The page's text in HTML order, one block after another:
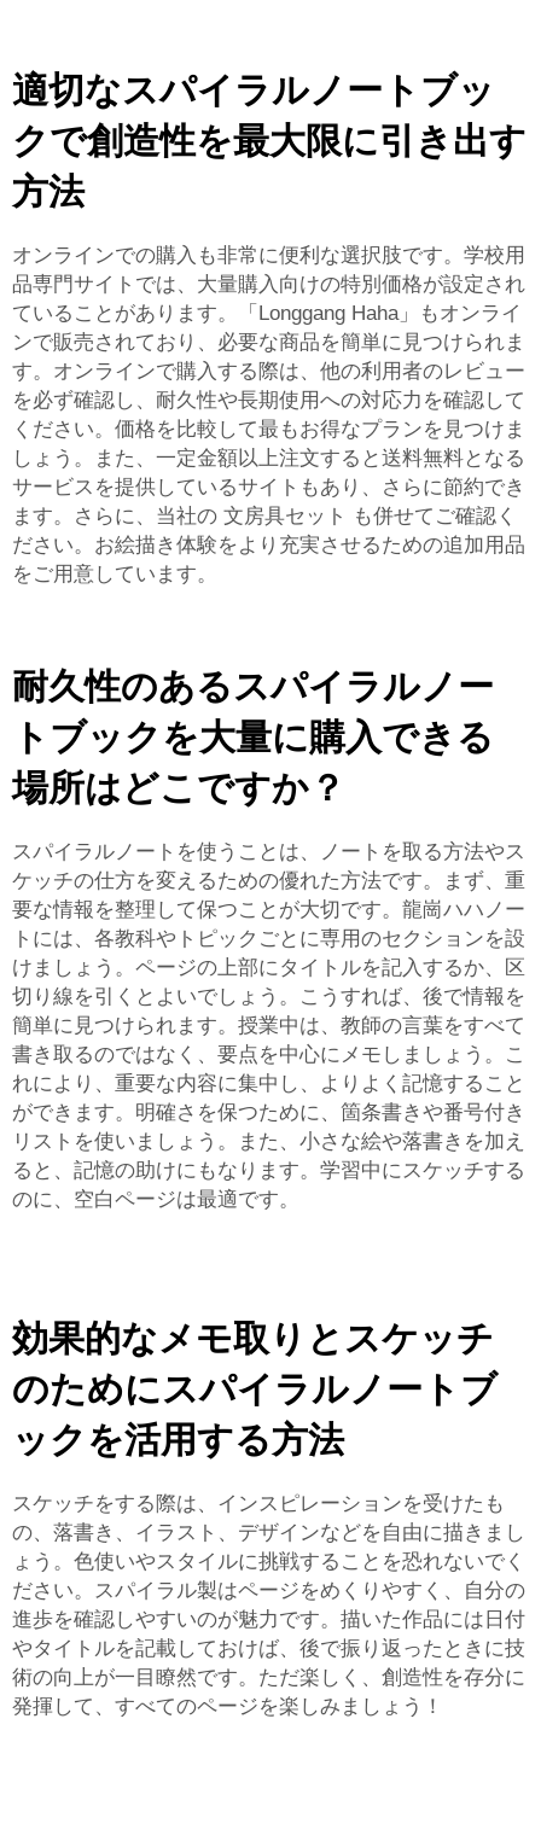
適切なスパイラルノートブッ
クで創造性を最大限に引き出す
方法
オンラインでの購入も非常に便利な選択肢です。学校用
品専門サイトでは、大量購入向けの特別価格が設定され
ていることがあります。「Longgang Haha」もオンライ
ンで販売されており、必要な商品を簡単に見つけられま
す。オンラインで購入する際は、他の利用者のレビュー
を必ず確認し、耐久性や長期使用への対応力を確認して
ください。価格を比較して最もお得なプランを見つけま
しょう。また、一定金額以上注文すると送料無料となる
サービスを提供しているサイトもあり、さらに節約でき
ます。さらに、当社の 文房具セット
も併せてご確認く
ださい。お絵描き体験をより充実させるための追加用品
をご用意しています。
耐久性のあるスパイラルノー
トブックを大量に購入できる
場所はどこですか？
スパイラルノートを使うことは、ノートを取る方法やス
ケッチの仕方を変えるための優れた方法です。まず、重
要な情報を整理して保つことが大切です。龍崗ハハノー
トには、各教科やトピックごとに専用のセクションを設
けましょう。ページの上部にタイトルを記入するか、区
切り線を引くとよいでしょう。こうすれば、後で情報を
簡単に見つけられます。授業中は、教師の言葉をすべて
書き取るのではなく、要点を中心にメモしましょう。こ
れにより、重要な内容に集中し、よりよく記憶すること
ができます。明確さを保つために、箇条書きや番号付き
リストを使いましょう。また、小さな絵や落書きを加え
ると、記憶の助けにもなります。学習中にスケッチする
のに、空白ページは最適です。
効果的なメモ取りとスケッチ
のためにスパイラルノートブ
ックを活用する方法
スケッチをする際は、インスピレーションを受けたも
の、落書き、イラスト、デザインなどを自由に描きまし
ょう。色使いやスタイルに挑戦することを恐れないでく
ださい。スパイラル製はページをめくりやすく、自分の
進歩を確認しやすいのが魅力です。描いた作品には日付
やタイトルを記載しておけば、後で振り返ったときに技
術の向上が一目瞭然です。ただ楽しく、創造性を存分に
発揮して、すべてのページを楽しみましょう！